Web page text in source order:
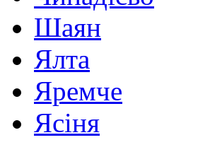
Шаян
Ялта
Яремче
Ясіня